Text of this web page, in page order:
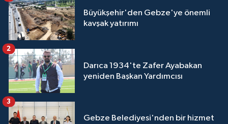
Büyükşehir'den Gebze'ye önemli
kavşak yatırımı
Darıca 1934'te Zafer Ayabakan
yeniden Başkan Yardımcısı
2
Gebze Belediyesi'nden bir hizmet
3